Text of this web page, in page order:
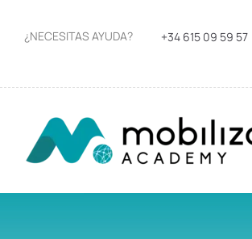
¿NECESITAS AYUDA? +34 615 09 59 57